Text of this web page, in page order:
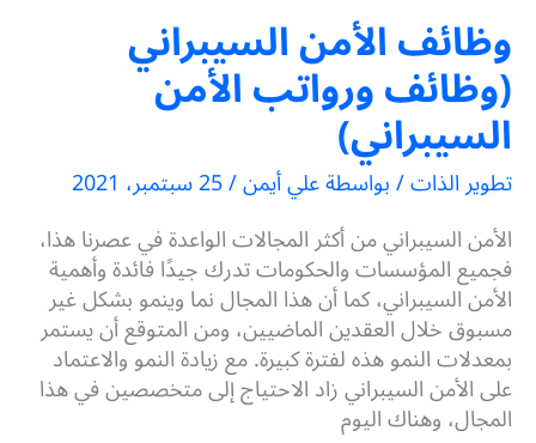
وظائف الأمن السيبراني
(وظائف ورواتب الأمن
السيبراني)
تطوير الذات/ بواسطةعلي أيمن/25 سبتمبر، 2021
الأمن السيبراني من أكثر المجالات الواعدة في عصرنا هذا،
فجميع المؤسسات والحكومات تدرك جيدًا فائدة وأهمية
الأمن السيبراني، كما أن هذا المجال نما وينمو بشكل غير
مسبوق خلال العقدين الماضيين، ومن المتوقع أن يستمر
بمعدلات النمو هذه لفترة كبيرة. مع زيادة النمو والاعتماد
على الأمن السيبراني زاد الاحتياج إلى متخصصين في هذا
المجال، وهناك اليوم